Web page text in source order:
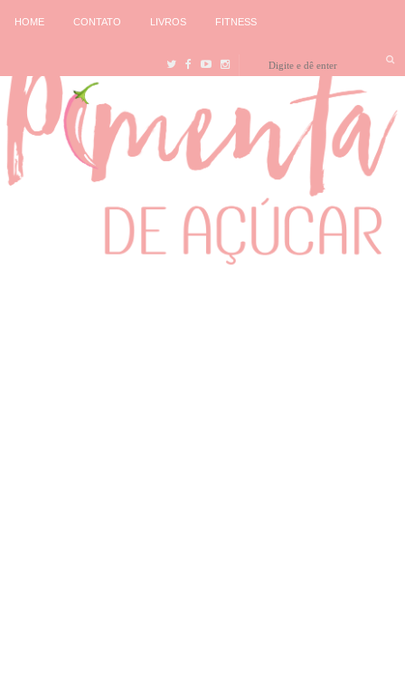
HOME CONTATO LIVROS FITNESS